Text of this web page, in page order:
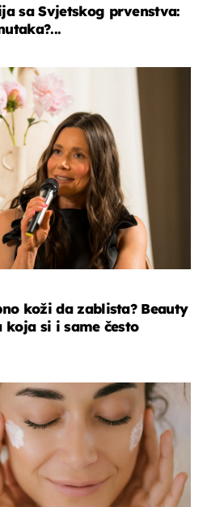
sa Svjetskog prvenstva:
koži da zablista? Beauty
si i same često